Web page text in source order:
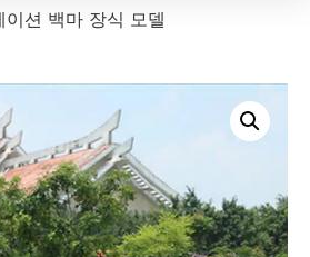
이션 백마 장식 모델